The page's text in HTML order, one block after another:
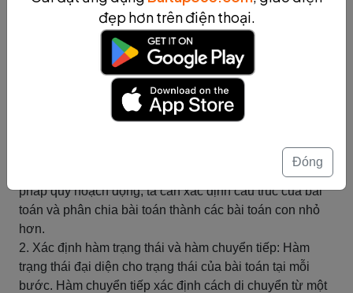
Phương pháp quy hoạch động
Phương pháp quy hoạch động là một phương pháp tiếp
cận trong tìm kiếm giá trị cần tìm. Phương pháp này dựa
trên việc tạo ra và lưu trữ các giải pháp con tối ưu cho
các bài toán con, sau đó kết hợp các giải pháp con này
để tìm ra giải pháp tối ưu cho bài toán gốc.
1. Xác định cấu trúc của bài toán: Để áp dụng phương
pháp quy hoạch động, ta cần xác định cấu trúc của bài
toán và phân chia bài toán thành các bài toán con nhỏ
hơn.
2. Xác định hàm trạng thái và hàm chuyển tiếp: Hàm
trạng thái đại diện cho trạng thái của bài toán tại mỗi
bước. Hàm chuyển tiếp xác định cách di chuyển từ một
đẹp hơn trên điện thoại.
Đóng